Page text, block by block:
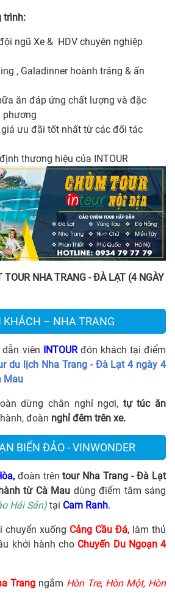
trình:
ngũ Xe & HDV chuyên nghiệp
, Galadinner hoành tráng & ấn
ăn đáp ứng chất lượng và đặc
phương
ưu đãi tốt nhất từ các đối tác
thương hiệu của INTOUR
TOUR NHA TRANG - ĐÀ LẠT (4 NGÀY
KHÁCH – NHA TRANG
viên INTOURđón khách tại điểm
du lịch Nha Trang - Đà Lạt 4 ngày 4
Mau
dừng chân nghỉ ngơi, tự túc ăn
đoàn nghỉ đêm trên xe.
BIỂN ĐẢO - VINWONDER
đoàn trêntour Nha Trang - Đà Lạt
từ Cà Mau dùng điểm tâm sáng
Hải Sản) tại Cam Ranh.
chuyển xuống Cảng Cầu Đá, làm thủ
khởi hành cho Chuyến Du Ngoạn 4
Trang ngắm Hòn Tre, Hòn Một, Hòn